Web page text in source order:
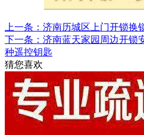
上一条：济南历城区上门开锁换
下一条：济南蓝天家园周边开锁
种遥控钥匙
猜您喜欢